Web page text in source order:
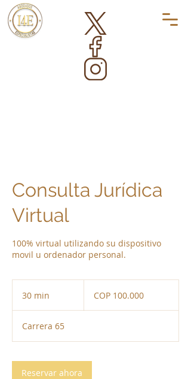
Consulta Jurídica
Virtual
100% virtual utilizando su dispositivo
movil u ordenador personal.
30 min
m
i
colombianos
COP 100.000
Carrera 65
Reservar ahora